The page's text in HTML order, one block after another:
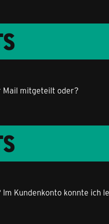
Mail mitgeteilt oder?
Kundenkonto konnte ich